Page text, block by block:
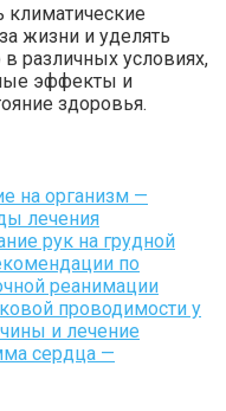
климатические
жизни и уделять
различных условиях,
эффекты и
здоровья.
на организм —
лечения
рук на грудной
по
реанимации
проводимости у
и лечение
сердца —